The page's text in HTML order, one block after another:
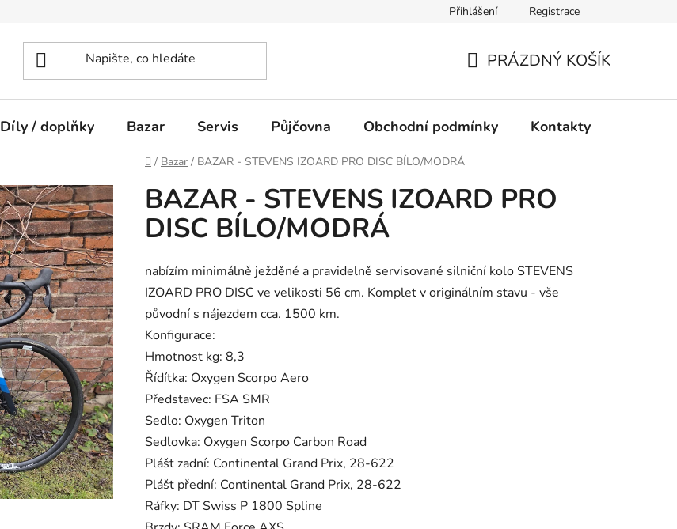
Přihlášení Registrace
KOŠÍK
PRÁZDNÝ KOŠÍK
Díly / doplňky Bazar Servis Půjčovna Obchodní podmínky Kontakty
Domů
/ Bazar / BAZAR - STEVENS IZOARD PRO DISC BÍLO/MODRÁ
BAZAR - STEVENS IZOARD PRO
DISC BÍLO/MODRÁ
nabízím minimálně ježděné a pravidelně servisované silniční kolo STEVENS
IZOARD PRO DISC ve velikosti 56 cm. Komplet v originálním stavu - vše
původní s nájezdem cca. 1500 km.
Konfigurace:
Hmotnost kg: 8,3
Řídítka: Oxygen Scorpo Aero
Představec: FSA SMR
Sedlo: Oxygen Triton
Sedlovka: Oxygen Scorpo Carbon Road
Plášť zadní: Continental Grand Prix, 28-622
Plášť přední: Continental Grand Prix, 28-622
Ráfky: DT Swiss P 1800 Spline